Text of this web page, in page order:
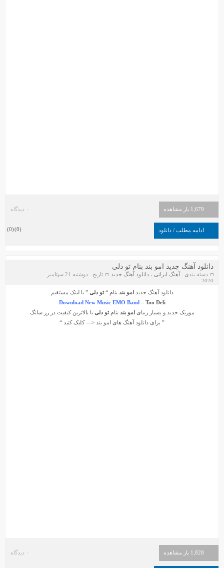
1,679 بار مشاهده ۰ دیدگاه
ادامه مطلب / دانلود (
0
)
(
0
)
دانلود آهنگ جدید امو بند بنام تو دلی
دسته بندی :آهنگ ایرانی ، دانلود آهنگ جدید
تاریخ : دوشنبه 21 سپتامبر
2020
دانلود آهنگ جدید امو بند بنام “ تو دلی” با لینک مستقیم
Download New Music EMO Band – Too Deli
موزیک جدید و بسیار زیبای امو بند بنامتو دلی با بالاترین کیفیت در رز سانگ
” برای دانلود آهنگ های امو بند <— کلیک کنید “
1,828 بار مشاهده ۰ دیدگاه